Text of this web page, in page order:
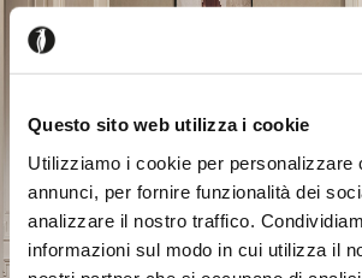
Questo sito web utilizza i cookie
Utilizziamo i cookie per personalizzare
annunci, per fornire funzionalità dei
analizzare il nostro traffico.
informazioni sul modo in cui utilizza il